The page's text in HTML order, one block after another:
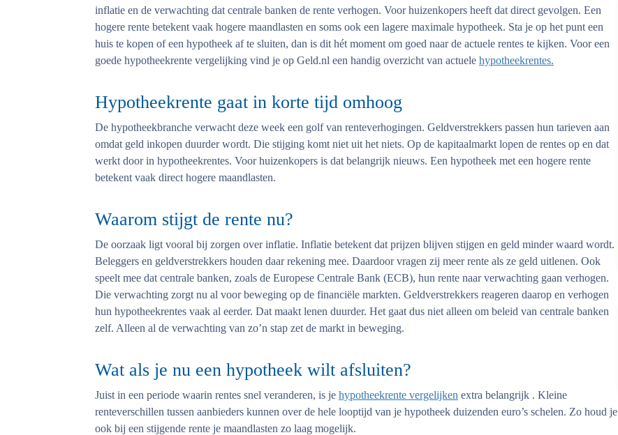
inflatie en de verwachting dat centrale banken de rente verhogen. Voor huizenkopers heeft dat direct gevolgen. Een
hogere rente betekent vaak hogere maandlasten en soms ook een lagere maximale hypotheek. Sta je op het punt een
huis te kopen of een hypotheek af te sluiten, dan is dit hét moment om goed naar de actuele rentes te kijken. Voor een
goede hypotheekrente vergelijking vind je op Geld.nl een handig overzicht van actuele hypotheekrentes.
Hypotheekrente gaat in korte tijd omhoog
De hypotheekbranche verwacht deze week een golf van renteverhogingen. Geldverstrekkers passen hun tarieven aan
omdat geld inkopen duurder wordt. Die stijging komt niet uit het niets. Op de kapitaalmarkt lopen de rentes op en dat
werkt door in hypotheekrentes. Voor huizenkopers is dat belangrijk nieuws. Een hypotheek met een hogere rente
betekent vaak direct hogere maandlasten.
Waarom stijgt de rente nu?
De oorzaak ligt vooral bij zorgen over inflatie. Inflatie betekent dat prijzen blijven stijgen en geld minder waard wordt.
Beleggers en geldverstrekkers houden daar rekening mee. Daardoor vragen zij meer rente als ze geld uitlenen. Ook
speelt mee dat centrale banken, zoals de Europese Centrale Bank (ECB), hun rente naar verwachting gaan verhogen.
Die verwachting zorgt nu al voor beweging op de financiële markten. Geldverstrekkers reageren daarop en verhogen
hun hypotheekrentes vaak al eerder. Dat maakt lenen duurder. Het gaat dus niet alleen om beleid van centrale banken
zelf. Alleen al de verwachting van zo’n stap zet de markt in beweging.
Wat als je nu een hypotheek wilt afsluiten?
Juist in een periode waarin rentes snel veranderen, is je hypotheekrente vergelijken extra belangrijk . Kleine
renteverschillen tussen aanbieders kunnen over de hele looptijd van je hypotheek duizenden euro’s schelen. Zo houd je
ook bij een stijgende rente je maandlasten zo laag mogelijk.